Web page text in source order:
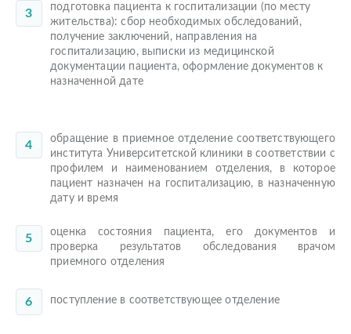
подготовка пациента к госпитализации (по месту
жительства): сбор необходимых обследований,
получение заключений, направления на
госпитализацию, выписки из медицинской
документации пациента, оформление документов к
назначенной дате
обращение в приемное отделение соответствующего
института Университетской клиники в соответствии с
профилем и наименованием отделения, в которое
пациент назначен на госпитализацию, в назначенную
дату и время
оценка состояния пациента, его документов и
проверка результатов обследования врачом
приемного отделения
поступление в соответствующее отделение